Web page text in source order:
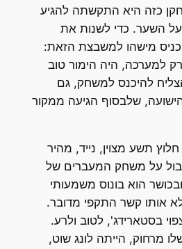
כזה היא התקשתה להגיע
על השער. כדי לשנות את
מישהו למשבצת הזאת:
למערכה, היה הימור טוב
להיכנס למשחק, גם
שלבסוף הגיעה ממקור
תשע מצוין, נייד, מהיר
בול על משחק המעברים של
הוא בונוס משמעותי
אותו קשר התקפי מדובר.
בסטארידג', לטוב ולרע.
מרחוק, הייתה לונג שוט,